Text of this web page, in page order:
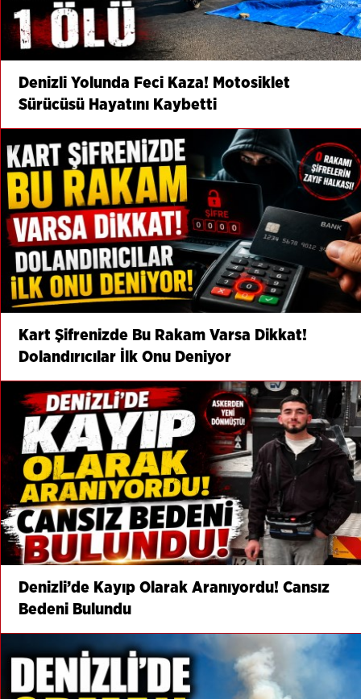
Denizli Yolunda Feci Kaza! Motosiklet
Sürücüsü Hayatını Kaybetti
Kart Şifrenizde Bu Rakam Varsa Dikkat!
Dolandırıcılar İlk Onu Deniyor
Denizli’de Kayıp Olarak Aranıyordu! Cansız
Bedeni Bulundu